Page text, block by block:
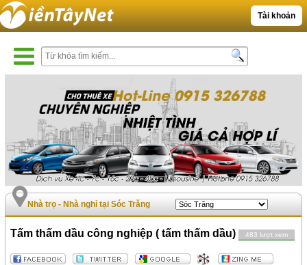
Tài khoản
Nhà trọ - Nhà nghỉ tại Sóc Trăng
Tấm thấm dầu công nghiệp ( tấm thấm dầu) 483 lượt xem